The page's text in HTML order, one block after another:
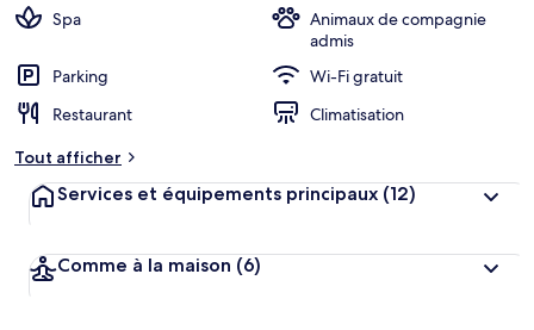
Spa
Animaux de compagnie
admis
Parking
Wi-Fi gratuit
Restaurant
Climatisation
Tout afficher
Services et équipements principaux (12)
Comme à la maison (6)